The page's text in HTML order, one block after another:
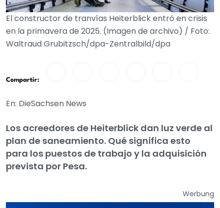
El constructor de tranvías Heiterblick entró en crisis
en la primavera de 2025. (Imagen de archivo) / Foto:
Waltraud Grubitzsch/dpa-Zentralbild/dpa
Compartir:
En: DieSachsen News
Los acreedores de Heiterblick dan luz verde al
plan de saneamiento. Qué significa esto
para los puestos de trabajo y la adquisición
prevista por Pesa.
Werbung